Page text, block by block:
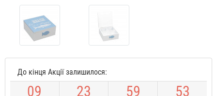
До кінця Акції залишилося:
09 23 59 53